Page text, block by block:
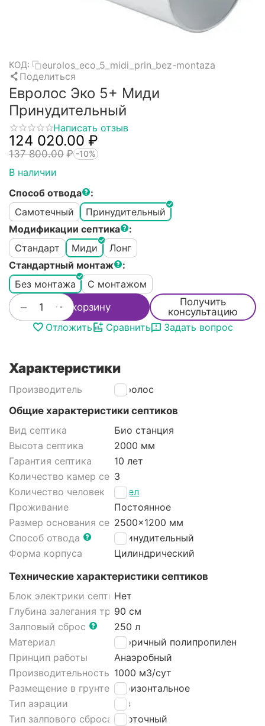
КОД:
eurolos_eco_5_midi_prin_bez-montaza
Поделиться
Евролос Эко 5+ Миди
Принудительный
Написать отзыв
124 020.00 ₽
137 800.00 ₽ -10%
В наличии
Способ отвода
:
Самотечный
Принудительный
Модификации септика
:
Стандарт
Миди
Лонг
Стандартный монтаж
:
Без монтажа
С монтажом
+
− В корзину
Получить
консультацию
Отложить
Сравнить Задать вопрос
Характеристики
Производитель
Евролос
Общие характеристики септиков
Вид септика
Био станция
Высота септика
2000 мм
Гарантия септика
10 лет
Количество камер септика
3
Количество человек
5 чел
Проживание
Постоянное
Размер основания септика2500x1200 мм
Способ отвода
Принудительный
Форма корпуса
Цилиндрический
Технические характеристики септиков
Блок электрики септика
Нет
Глубина залегания трубы90 см
Залповый сброс
250 л
Материал
Вторичный полипропилен
Принцип работы
Анаэробный
Производительность 1000 м3/cут
Размещение в грунте септикаГоризонтальное
Тип аэрации
Без
Тип залпового сброса септика
Проточный